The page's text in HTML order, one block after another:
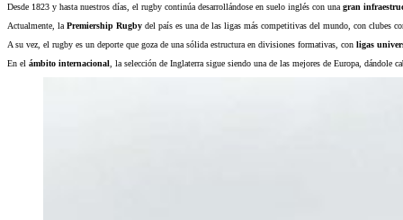
Desde 1823 y hasta nuestros días, el rugby continúa desarrollándose en suelo inglés con una gran
Actualmente, la Premiership Rugby del país es una de las ligas más competitivas del mundo, con clubes
A su vez, el rugby es un deporte que goza de una sólida estructura en divisiones formativas, con ligas
En el ámbito internacional , la selección de Inglaterra sigue siendo una de las mejores de Europa, dándole